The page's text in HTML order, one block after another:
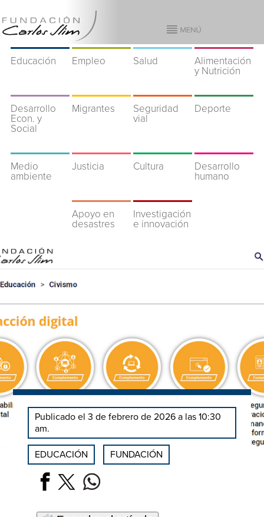
Educación Empleo Salud
Alimentación
y Nutrición
Desarrollo
Econ. y
Social
Migrantes
Seguridad
vial
Deporte
Medio
ambiente
Justicia Cultura
Desarrollo
humano
Apoyo en
desastres
Investigación
e innovación
Publicado el 3 de febrero de 2026 a las 10:30
am.
EDUCACIÓN FUNDACIÓN